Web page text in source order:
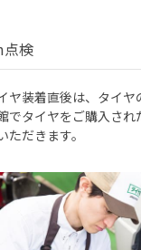
検
ヤ装着直後は、タイヤ
でタイヤをご購入さ
ただきます。